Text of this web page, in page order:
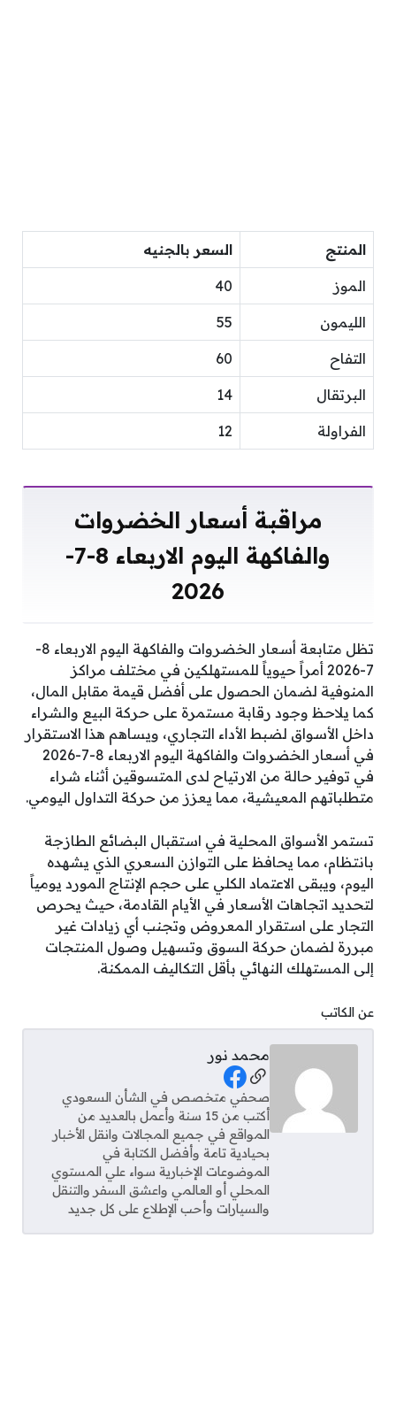
المنتج السعر بالجنيه
الموز 40
الليمون 55
التفاح 60
البرتقال 14
الفراولة 12
مراقبة أسعار الخضروات
والفاكهة اليوم الاربعاء 8-7-
2026
تظل متابعة أسعار الخضروات والفاكهة اليوم الاربعاء 8-
7-2026 أمراً حيوياً للمستهلكين في مختلف مراكز
المنوفية لضمان الحصول على أفضل قيمة مقابل المال،
كما يلاحظ وجود رقابة مستمرة على حركة البيع والشراء
داخل الأسواق لضبط الأداء التجاري، ويساهم هذا الاستقرار
في أسعار الخضروات والفاكهة اليوم الاربعاء 8-7-2026
في توفير حالة من الارتياح لدى المتسوقين أثناء شراء
متطلباتهم المعيشية، مما يعزز من حركة التداول اليومي.
تستمر الأسواق المحلية في استقبال البضائع الطازجة
بانتظام، مما يحافظ على التوازن السعري الذي يشهده
اليوم، ويبقى الاعتماد الكلي على حجم الإنتاج المورد يومياً
لتحديد اتجاهات الأسعار في الأيام القادمة، حيث يحرص
التجار على استقرار المعروض وتجنب أي زيادات غير
مبررة لضمان حركة السوق وتسهيل وصول المنتجات
إلى المستهلك النهائي بأقل التكاليف الممكنة.
عن الكاتب
محمد نور
Social Links
صحفي متخصص في الشأن السعودي
أكتب من 15 سنة وأعمل بالعديد من
المواقع في جميع المجالات وانقل الأخبار
بحيادية تامة وأفضل الكتابة في
الموضوعات الإخبارية سواء علي المستوي
المحلي أو العالمي واعشق السفر والتنقل
والسيارات وأحب الإطلاع على كل جديد